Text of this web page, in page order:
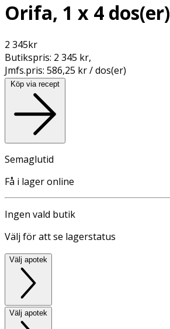
Orifa, 1 x 4 dos(er)
2 345kr
Butikspris: 2 345 kr,
Jmfs.pris: 586,25 kr / dos(er)
Köp via recept
Semaglutid
Få i lager online
Ingen vald butik
Välj för att se lagerstatus
Välj apotek
Välj apotek